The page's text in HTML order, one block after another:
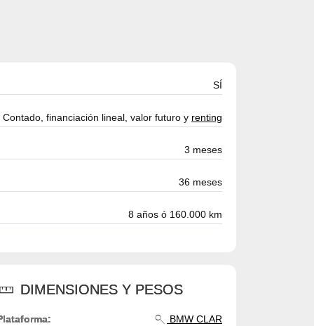
SÍ
Contado, financiación lineal, valor futuro y renting
3 meses
36 meses
8 años ó 160.000 km
DIMENSIONES Y PESOS
BMW CLAR